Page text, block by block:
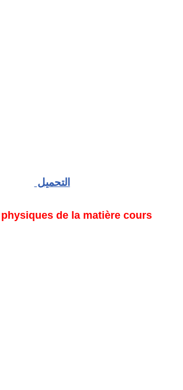
التحميل
de la matière cours